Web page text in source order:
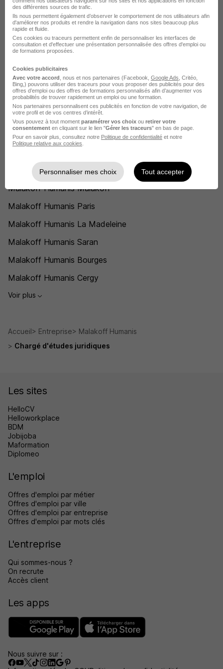
Gestionnaire client Malakoff Humanis
Chargé d'affaires entreprises Malakoff Humanis
Conseiller en ligne Malakoff Humanis
Assistant de gestion Malakoff Humanis
Chargé de la relation client Malakoff Humanis
Voir plus
Voir toutes les offres par métier chez Malakoff Humanis
L'emploi chez Malakoff Humanis par
Malakoff Humanis Malakoff
Malakoff Humanis Paris
Malakoff Humanis La Madeleine
Malakoff Humanis Saran
Malakoff Humanis Bourges
Malakoff Humanis Cergy
Voir plus
Accueil Entreprise
Malakoff Humanis
Chargé d'études juridiques
Les sites
HelloCV
Helloworkplace
BDM
Jobijoba
Maformation
Diplomeo
L'emploi
Offres d'emploi par métier
Offres d'emploi par ville
Offres d'emploi par entreprise
Offres d'emploi par mots clés
L'entreprise
Qui sommes-nous ?
On recrute
Accès client
Les apps
Nous suivre sur :
des différentes sources de trafic.
Ils nous permettent également d’observer le comportement de nos utilisateurs afin
d'améliorer nos produits et rendre la navigation dans nos sites beaucoup plus
rapide et fluide.
Ces cookies ou traceurs permettent enfin de personnaliser les interfaces de
consultation et d'effectuer une présentation personnalisée des offres d'emploi ou
de formations proposées.
Cookies publicitaires
Avec votre accord , nous et nos partenaires (Facebook, Google Ads , Critéo,
Bing,) pouvons utiliser des traceurs pour vous proposer des publicités pour des
offres d’emploi ou des offres de formations personnalisés afin d’augmenter vos
probabilités de trouver rapidement un emploi ou une formation.
Nos partenaires personnalisent ces publicités en fonction de votre navigation, de
votre profil et de vos centres d’intérêt.
Vous pouvez à tout moment paramétrer vos choix ou retirer votre
consentement en cliquant sur le lien "Gérer les traceurs" en bas de page.
Pour en savoir plus, consultez notre Politique de confidentialité et notre
Politique relative aux cookies
Personnaliser mes choix Tout accepter